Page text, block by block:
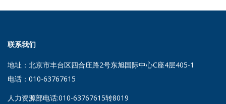
联系我们
地址：北京市丰台区四合庄路2号东旭国际中心C座4层405-1
电话：010-63767615
人力资源部电话:010-63767615转8019